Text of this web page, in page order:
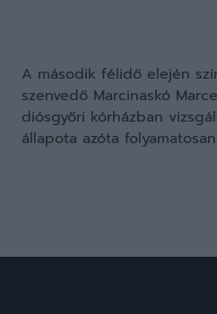
A második félidő elején
szenvedő Marcinaskó
diósgyőri kórházban
állapota azóta